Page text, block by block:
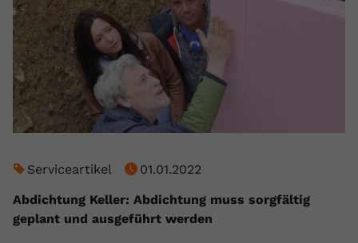
Serviceartikel
01.01.2022
Abdichtung Keller: Abdichtung muss sorgfältig
geplant und ausgeführt werden